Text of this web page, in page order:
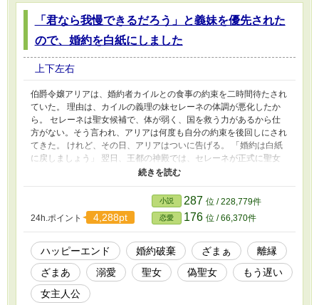
自身の力を認めてくれる人の隣へ。 婚約者を妹に奪われた令嬢
が、前世の知識と冷静な判断力で悪縁を断ち切り、本当に自分を評
ろうでも連載中
「君なら我慢できるだろう」と義妹を優先された
ので、婚約を白紙にしました
上下左右
伯爵令嬢アリアは、婚約者カイルとの食事の約束を二時間待たされ
ていた。 理由は、カイルの義理の妹セレーネの体調が悪化したか
ら。 セレーネは聖女候補で、体が弱く、国を救う力があるから仕
方がない。そう言われ、アリアは何度も自分の約束を後回しにされ
てきた。 けれど、その日、アリアはついに告げる。 「婚約は白紙
に戻しましょう」 翌日、王都の神殿では、セレーネが正式に聖女
として認められるための認定式が開かれる。 アリアはいつものよ
に入りません」 これまでアリアは、正式な辞令も報酬もないま
ま、善意でセレーネの祈りを支えてきた。 だが、婚約を白紙にし
た今、彼女を支える理由はもうない。 神官たちは「一人欠けても
問題ない」と式を進める。 しかし、セレーネの祈りは失敗した。
魔力供給記録を確認した第二王子レナードは、衝撃の事実を明らか
にする。 セレーネの祈りのほとんどは、アリアの魔力によって支
えられていたのだ。 さらに、セレーネの体調不良は嘘だった。 彼
女はカイルの一番でいるために体調不良を装い、アリアとの約束の
日を狙って彼を呼び出していた。 偽りの聖女候補は資格を失い、
24h.ポイント 4,288pt
小説 287 位 / 228,779件
恋愛 176 位 / 66,370件
ハッピーエンド 婚約破棄 ざまぁ
離縁
ざまあ
溺愛 聖女 偽聖女
もう遅い
女主人公